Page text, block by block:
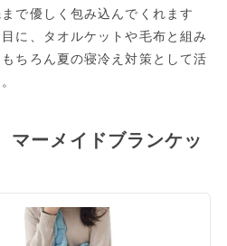
で優しく包み込んでくれます
に、タオルケットや毛布と組み
ちろん夏の寝冷え対策として活
メイドブランケッ